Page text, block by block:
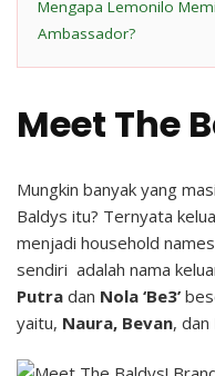
Mengapa Lemonilo
Ambassador?
Meet The
Mungkin banyak yang
Baldys itu? Ternyata
menjadi household
sendiri adalah nama
Putra dan Nola ‘Be3’
yaitu, Naura, Bevan, dan